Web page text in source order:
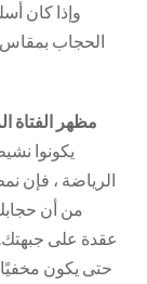
وإذا كان
الحجاب بمقاس
مظهر الفتاة
يكونوا
الرياضة ، فإن
من أن
عقدة على جبهتك.
حتى يكون